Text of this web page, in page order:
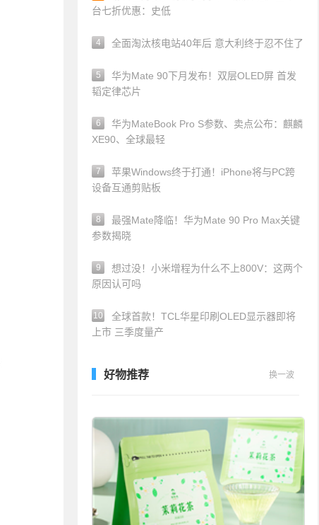
台七折优惠：史低
4 全面淘汰核电站40年后 意大利终于忍不住了
5
华为Mate 90下月发布！双层OLED屏 首发
韬定律芯片
6
华为MateBook Pro S参数、卖点公布：麒麟
XE90、全球最轻
7
苹果Windows终于打通！iPhone将与PC跨
设备互通剪贴板
8
最强Mate降临！华为Mate 90 Pro Max关键
参数揭晓
9
想过没！小米增程为什么不上800V：这两个
原因认可吗
10
全球首款！TCL华星印刷OLED显示器即将
上市 三季度量产
好物推荐 换一波